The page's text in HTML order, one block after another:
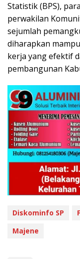
Statistik (BPS),
perwakilan
sejumlah
diharapkan
kerja yang efektif
pembangunan
Diskominfo SP
Majene